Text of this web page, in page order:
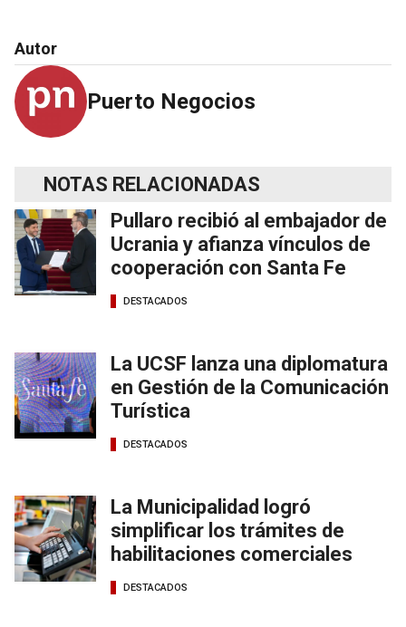
Autor
Puerto Negocios
NOTAS RELACIONADAS
Pullaro recibió al embajador de
Ucrania y afianza vínculos de
cooperación con Santa Fe
DESTACADOS
La UCSF lanza una diplomatura
en Gestión de la Comunicación
Turística
DESTACADOS
La Municipalidad logró
simplificar los trámites de
habilitaciones comerciales
DESTACADOS